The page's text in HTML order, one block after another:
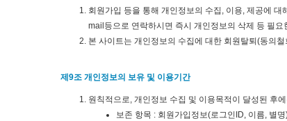
회원가입 등을 통해 개인정보의 수집, 이용, 제공에
mail등으로 연락하시면 즉시 개인정보의 삭제 등 필요
본 사이트는 개인정보의 수집에 대한 회원탈퇴(동의
제9조 개인정보의 보유 및 이용기간
원칙적으로, 개인정보 수집 및 이용목적이 달성된 후
보존 항목 : 회원가입정보(로그인ID, 이름, 별명